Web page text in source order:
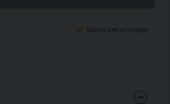
Säkra betalningar